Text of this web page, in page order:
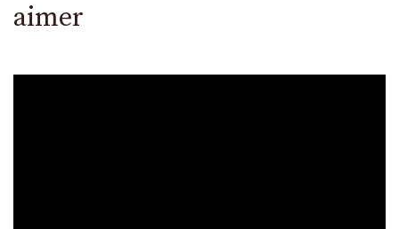
aimer